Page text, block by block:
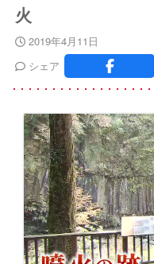
火
2019年4月11日
シェア